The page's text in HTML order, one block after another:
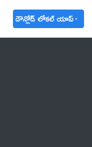
డౌన్లోడ్ లోకల్ యాప్